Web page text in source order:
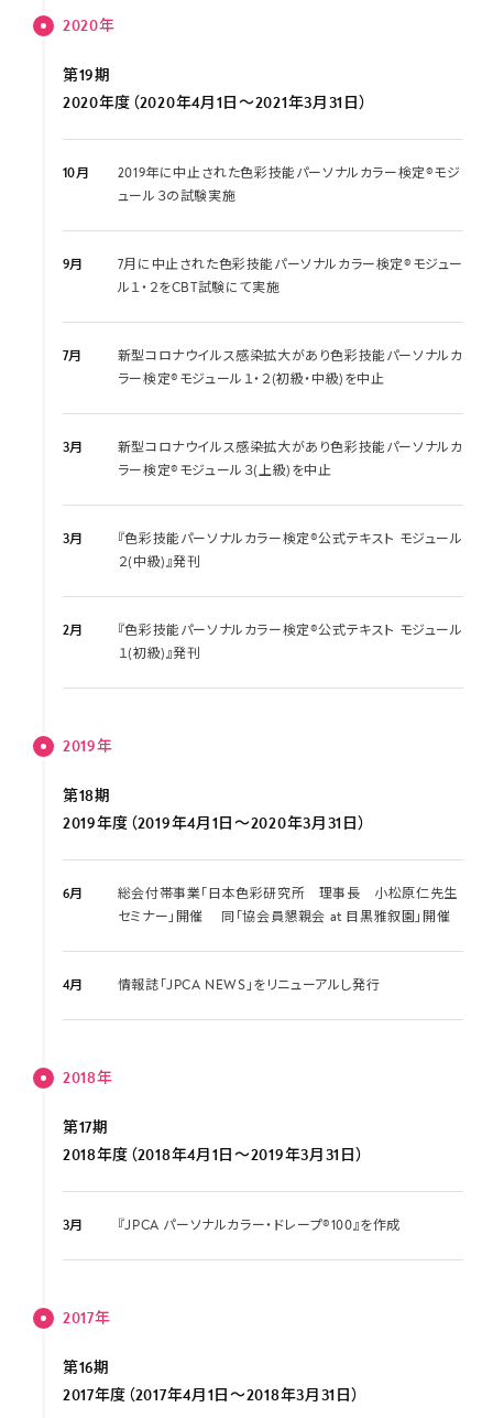
2020年
第19期
2020年度（2020年4月1日～2021年3月31日）
10月
2019年に中止された色彩技能パーソナルカラー検定®モジ
ュール３の試験実施
9月
7月に中止された色彩技能パーソナルカラー検定®モジュー
ル１・２をCBT試験にて実施
7月
新型コロナウイルス感染拡大があり色彩技能パーソナルカ
ラー検定®モジュール１・２(初級・中級)を中止
3月
新型コロナウイルス感染拡大があり色彩技能パーソナルカ
ラー検定®モジュール３(上級)を中止
3月
『色彩技能パーソナルカラー検定®公式テキスト モジュール
２(中級)』発刊
2月
『色彩技能パーソナルカラー検定®公式テキスト モジュール
１(初級)』発刊
2019年
第18期
2019年度（2019年4月1日～2020年3月31日）
6月
総会付帯事業「日本色彩研究所 理事長 小松原仁先生
セミナー」開催 同「協会員懇親会 at 目黒雅叙園」開催
4月 情報誌「JPCA NEWS」をリニューアルし発行
2018年
第17期
2018年度（2018年4月1日～2019年3月31日）
3月 『JPCA パーソナルカラー・ドレープ®100』を作成
2017年
第16期
2017年度（2017年4月1日～2018年3月31日）